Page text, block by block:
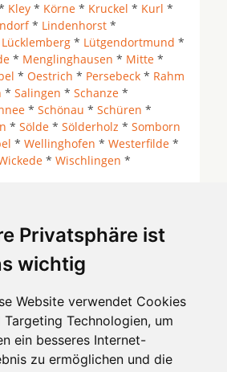
Privatsphäre ist
wichtig
Website verwendet Cookies
Targeting Technologien, um
ein besseres Internet-
zu ermöglichen und die
Kley * Körne * Kruckel * Kurl *
* Lindenhorst *
Lücklemberg * Lütgendortmund *
* Menglinghausen * Mitte *
* Oestrich * Persebeck * Rahm
* Salingen * Schanze *
* Schönau * Schüren *
* Sölde * Sölderholz * Somborn
* Wellinghofen * Westerfilde *
* Wischlingen *
Nähe von Dortmund Asseln
* Castrop-Rauxel *Dortmund
* Hagen *Hamm
* Iserlohn*
Menden (Sauerland)
Schwerte
* Werl *Werne* Wickede